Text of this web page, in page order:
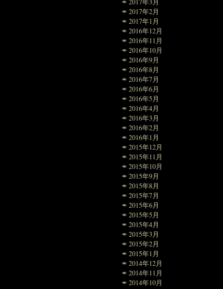
2017年2月
2017年1月
2016年12月
2016年11月
2016年10月
2016年9月
2016年8月
2016年7月
2016年6月
2016年5月
2016年4月
2016年3月
2016年2月
2016年1月
2015年12月
2015年11月
2015年10月
2015年9月
2015年8月
2015年7月
2015年6月
2015年5月
2015年4月
2015年3月
2015年2月
2015年1月
2014年12月
2014年11月
2014年10月